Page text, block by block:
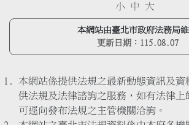
小 中 大
本網站由臺北市政府法務局
更新日期： 115.08.07
本網站係提供法規之最新動態資訊及資
供法規及法律諮詢之服務，如有法律上
可逕向發布法規之主管機關洽詢。